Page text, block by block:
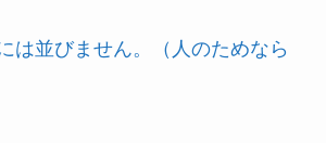
は並びません。（人のためなら